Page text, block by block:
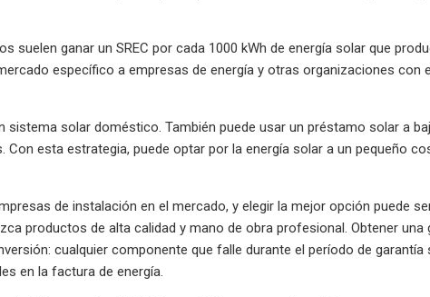
suelen ganar un SREC por cada 1000 kWh de energía solar que
específico a empresas de energía y otras organizaciones con
solar doméstico. También puede usar un préstamo solar a
esta estrategia, puede optar por la energía solar a un pequeño
de instalación en el mercado, y elegir la mejor opción puede
productos de alta calidad y mano de obra profesional. Obtener una
cualquier componente que falle durante el período de
en la factura de energía.